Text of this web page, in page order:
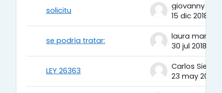
solicitu
giovanny
15 dic 2018
se podría tratar:
30 jul 2018
LEY 26363
Carlos Sierra
23 may 2018